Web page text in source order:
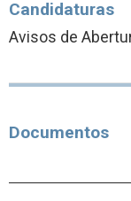
Candidaturas
Avisos de
Documentos